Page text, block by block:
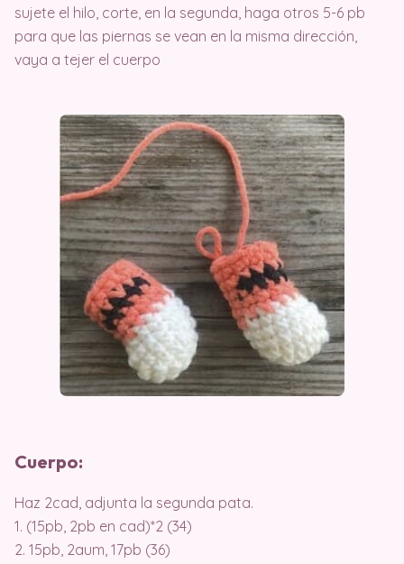
sujete el hilo, corte, en la segunda, haga otros 5-6 pb
para que las piernas se vean en la misma dirección,
vaya a tejer el cuerpo
Cuerpo:
Haz 2cad, adjunta la segunda pata.
1. (15pb, 2pb en cad)*2 (34)
2. 15pb, 2aum, 17pb (36)